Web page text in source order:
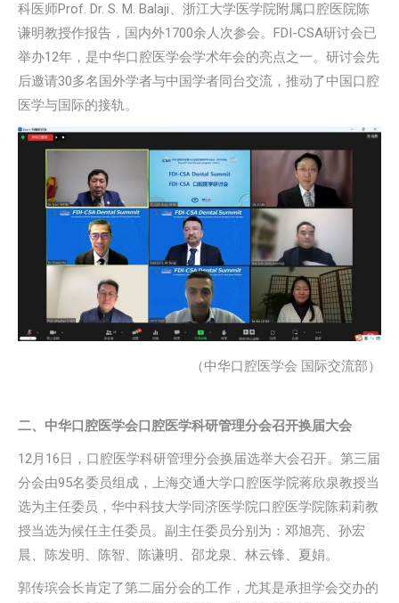
科医师Prof. Dr. S. M. Balaji、浙江大学医学院附属口腔医院陈
谦明教授作报告，国内外1700余人次参会。FDI-CSA研讨会已
举办12年，是中华口腔医学会学术年会的亮点之一。研讨会先
后邀请30多名国外学者与中国学者同台交流，推动了中国口腔
医学与国际的接轨。
（中华口腔医学会 国际交流部）
二、中华口腔医学会口腔医学科研管理分会召开换届大会
12月16日，口腔医学科研管理分会换届选举大会召开。第三届
分会由95名委员组成，上海交通大学口腔医学院蒋欣泉教授当
选为主任委员，华中科技大学同济医学院口腔医学院陈莉莉教
授当选为候任主任委员。副主任委员分别为：邓旭亮、孙宏
晨、陈发明、陈智、陈谦明、邵龙泉、林云锋、夏娟。
郭传瑸会长肯定了第二届分会的工作，尤其是承担学会交办的